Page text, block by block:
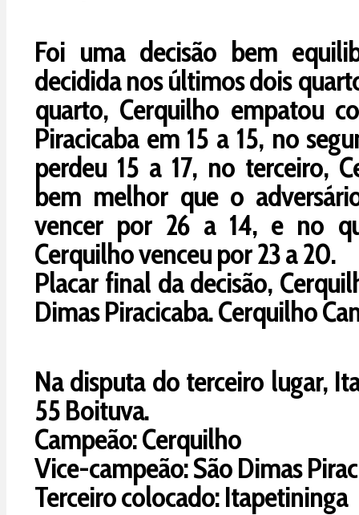
Foi uma decisão bem
decidida nos últimos dois
quarto, Cerquilho empatou
Piracicaba em 15 a 15, no
perdeu 15 a 17, no terceiro,
bem melhor que o
vencer por 26 a 14, e no
Cerquilho venceu por 23 a 20.
Placar final da decisão,
Dimas Piracicaba. Cerquilho
Na disputa do terceiro lugar,
55 Boituva.
Campeão: Cerquilho
Vice-campeão: São Dimas
Terceiro colocado: Itapetininga